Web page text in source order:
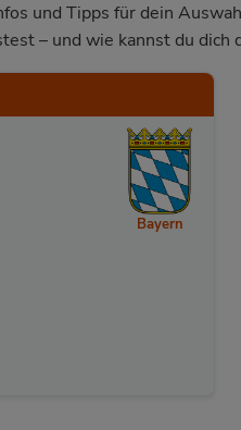
und Tipps für dein
– und wie kannst du dich
Bayern